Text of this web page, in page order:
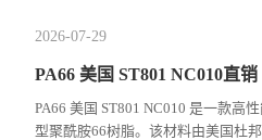
2026-07-29
PA66 美国 ST801 NC010直销
PA66 美国 ST801 NC010 是一款高
型聚酰胺66树脂。该材料由美国杜